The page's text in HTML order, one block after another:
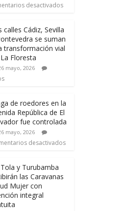
desactivados
calles Cádiz, Sevilla
se suman
transformación vial
Floresta
mayo, 2026
de roedores en la
República de El
fue controlada
mayo, 2026
desactivados
y Turubamba
las Caravanas
Mujer con
integral